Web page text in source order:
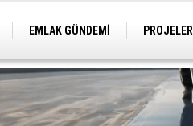
EMLAK GÜNDEMİ PROJELER